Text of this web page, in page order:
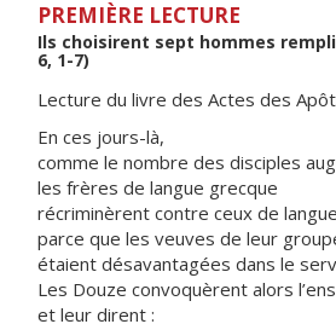
PREMIÈRE LECTURE
Ils choisirent sept hommes
6, 1-7)
Lecture du livre des Actes des
En ces jours-là,
comme le nombre des disciples
les frères de langue grecque
récriminèrent contre ceux de
parce que les veuves de leur
étaient désavantagées dans le
Les Douze convoquèrent alors
et leur dirent :